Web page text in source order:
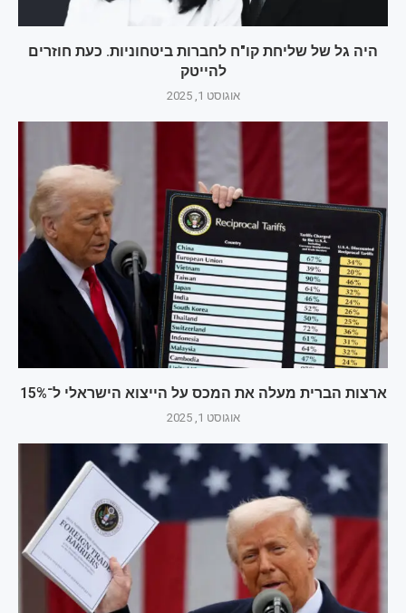
היה גל של שליחת קו"ח לחברות ביטחוניות. כעת חוזרים
להייטק
אוגוסט 1, 2025
ארצות הברית מעלה את המכס על הייצוא הישראלי ל־15%
אוגוסט 1, 2025